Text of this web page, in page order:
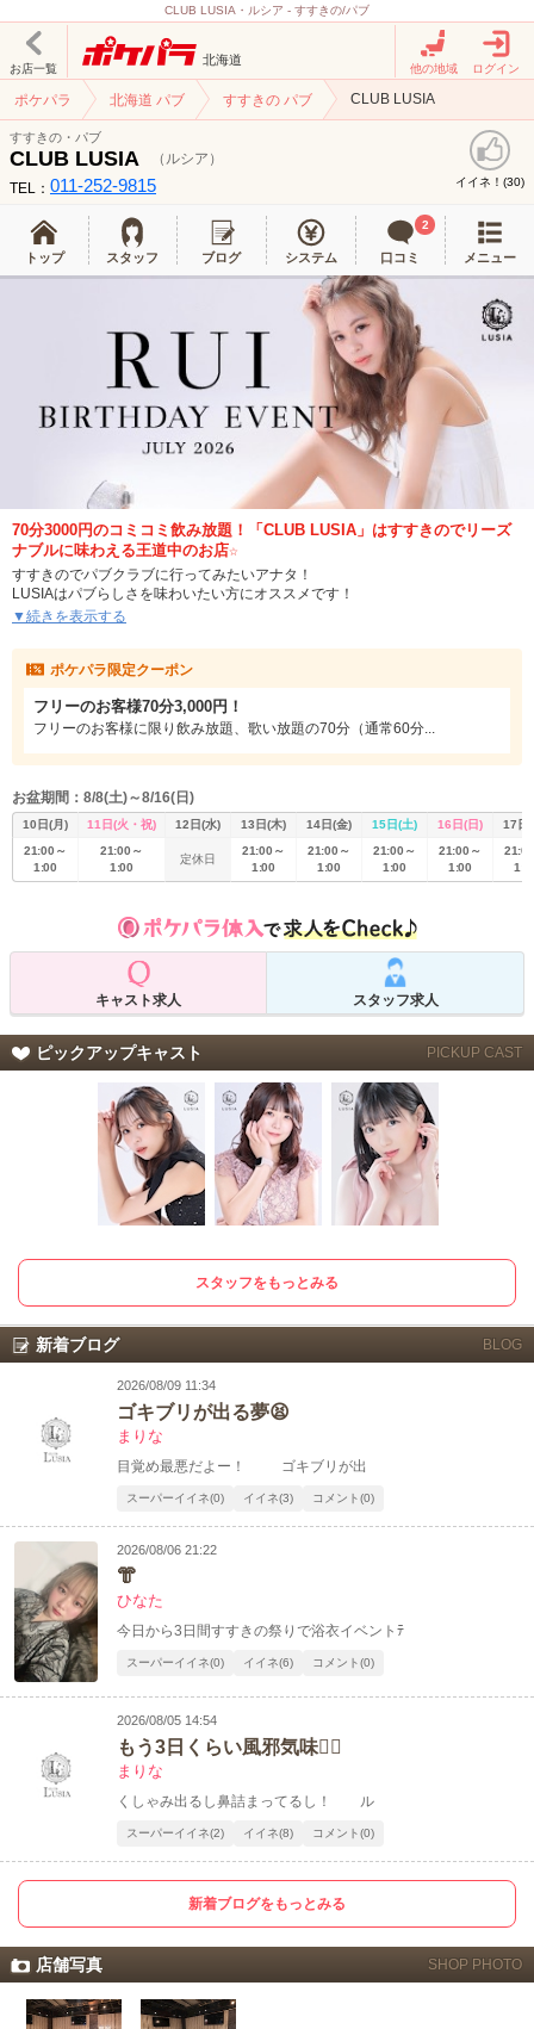
CLUB LUSIA・ルシア - すすきの/パブ
お店一覧
北海道
他の地域 ログイン
ポケパラ 北海道 パブ すすきの パブ CLUB LUSIA
すすきの・パブ
CLUB LUSIA
（ルシア）
TEL： 011-252-9815 イイネ！(30)
トップ スタッフ ブログ システム 口コミ
2
メニュー
70分3000円のコミコミ飲み放題！「CLUB LUSIA」はすすきのでリーズ
ナブルに味わえる王道中のお店☆
すすきのでパブクラブに行ってみたいアナタ！
LUSIAはパブらしさを味わいたい方にオススメです！
ワンフロアで広々とした店内雰囲気は団体さまはもちろん、お一人さまでも終
電後でも気軽にご来店いただけます！
上がるなんてことも！
札幌への出張、観光のお客さまのご来店も大歓迎♪
今日からアナタもLUSIAHOLIC・ルシア中毒になること間違いなし！
今なら、70分3,000円の飲み放題コミコミクーポン配信中！
今夜は札幌・パブクラブLUSIAで記憶に残る、特別な時間をお過ごしくださ
い！
▼続きを表示する
ポケパラ限定クーポン
フリーのお客様70分3,000円！
フリーのお客様に限り飲み放題、歌い放題の70分（通常60分...
お盆期間：8/8(土)～8/16(日)
10日(月) 11日(火・祝) 12日(水) 13日(木) 14日(金) 15日(土) 16日(日)
17日
21:00～
1:00
21:00～
1:00
定休日
21:00～
1:00
21:00～
1:00
21:00～
1:00
21:00～
1:00
キャスト求人 スタッフ求人
ピックアップキャスト PICKUP CAST
スタッフをもっとみる
新着ブログ BLOG
2026/08/09 11:34
ゴキブリが出る夢😫
まりな
目覚め最悪だよー！ ゴキブリが出
スーパーイイネ(0) イイネ(3) コメント(0)
2026/08/06 21:22
👘
ひなた
今日から3日間すすきの祭りで浴衣イベントﾃ
スーパーイイネ(0) イイネ(6) コメント(0)
2026/08/05 14:54
もう3日くらい風邪気味😮‍💨
まりな
くしゃみ出るし鼻詰まってるし！ ル
スーパーイイネ(2) イイネ(8) コメント(0)
新着ブログをもっとみる
店舗写真 SHOP PHOTO